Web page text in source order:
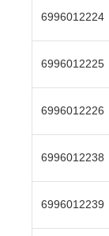
6996012224
6996012225
6996012226
6996012238
6996012239